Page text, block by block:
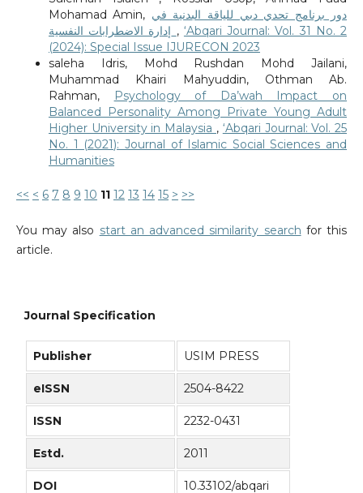
Mohamad Amin, دور برنامج تحدي دبي للياقة البدنية في
, ‘Abqari Journal: Vol. 31 No. 2
(2024): Special Issue IJURECON 2023
saleha Idris, Mohd Rushdan Mohd Jailani,
Muhammad Khairi Mahyuddin, Othman Ab.
Rahman,
Psychology of Da’wah Impact on
Balanced Personality Among Private Young Adult
Higher University in Malaysia , ‘Abqari Journal: Vol. 25
No. 1 (2021): Journal of Islamic Social Sciences and
Humanities
<< < 6 7 8 9 10 11 12 13 14 15 > >>
You may also start an advanced similarity search for this
article.
Journal Specification
Publisher USIM PRESS
eISSN 2504-8422
ISSN 2232-0431
Estd. 2011
DOI 10.33102/abqari